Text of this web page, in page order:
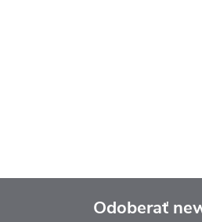
Odoberať